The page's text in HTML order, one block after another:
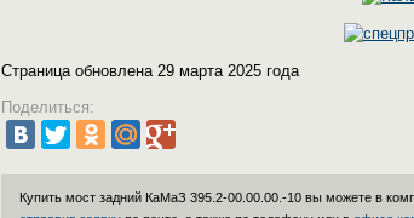
Страница обновлена 29 марта 2025 года
Поделиться:
Купить мост задний КаМаЗ 395.2-00.00.00.-10 вы можете в